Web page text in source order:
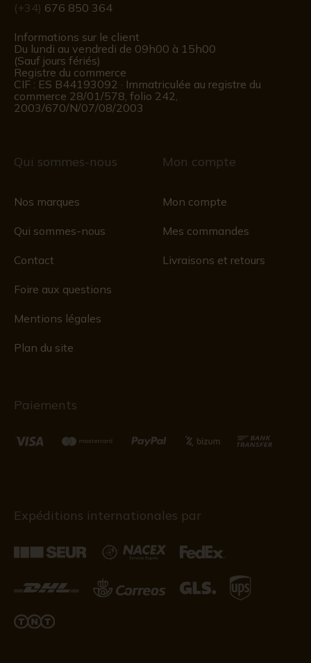
(+34) 676 850 364
Informations sur le client
Du lundi au vendredi de 09h00 à 15h00
(Sauf jours fériés)
Registre du commerce
CIF : ES B44193092 · Immatriculée au registre du
commerce 28/01/578, folio 242,
2003/670/N/07/08/2003
Qui sommes-nous
Nos marques
Qui sommes-nous
Contact
Foire aux questions
Mentions légales
Plan du site
Mon compte
Mon compte
Mes commandes
Livraisons et retours
Paiements
Expéditions internationales par